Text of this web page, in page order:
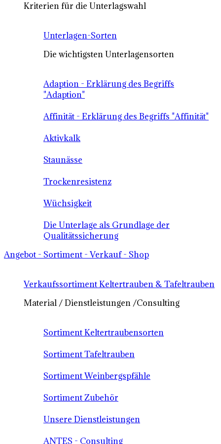
Kriterien für die Unterlagswahl
Unterlagen-Sorten
Die wichtigsten Unterlagensorten
Adaption - Erklärung des Begriffs
"Adaption"
Affinität - Erklärung des Begriffs "Affinität"
Aktivkalk
Staunässe
Trockenresistenz
Wüchsigkeit
Die Unterlage als Grundlage der
Qualitätssicherung
Angebot - Sortiment - Verkauf - Shop
Verkaufssortiment Keltertrauben & Tafeltrauben
Material / Dienstleistungen /Consulting
Sortiment Keltertraubensorten
Sortiment Tafeltrauben
Sortiment Weinbergspfähle
Sortiment Zubehör
Unsere Dienstleistungen
ANTES - Consulting